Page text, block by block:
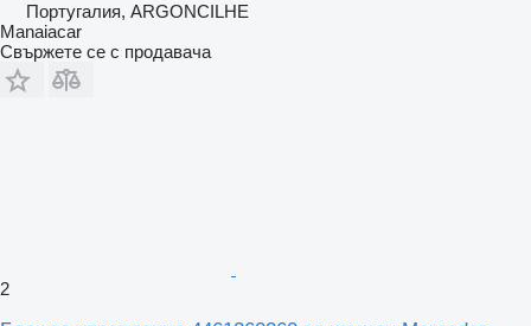
Португалия, ARGONCILHE
Manaiacar
Свържете се с продавача
2